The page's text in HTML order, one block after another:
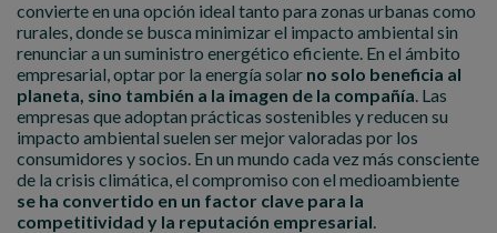
convierte en una opción ideal tanto para zonas urbanas como
rurales, donde se busca minimizar el impacto ambiental sin
renunciar a un suministro energético eficiente. En el ámbito
empresarial, optar por la energía solar no solo beneficia al
planeta, sino también a la imagen de la compañía . Las
empresas que adoptan prácticas sostenibles y reducen su
impacto ambiental suelen ser mejor valoradas por los
consumidores y socios. En un mundo cada vez más consciente
de la crisis climática, el compromiso con el medioambiente
se ha convertido en un factor clave para la
competitividad y la reputación empresarial